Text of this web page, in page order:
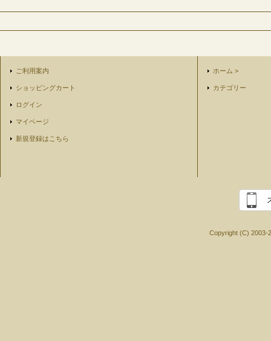
ご利用案内
ショッピングカート
ログイン
マイページ
新規登録はこちら
ホーム >
カテゴリー
Copyright (C) 2003-